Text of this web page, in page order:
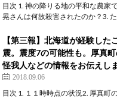
目次 1. 神の降りる地の平和な農家
晃さんは何故殺害されたのか？3.
【第三報】北海道が経験した
震。震度7の可能性も。厚真町
怪我人などの情報をお伝えしま
2018.09.06
目次 1. １１時時点の状況2. 厚真町